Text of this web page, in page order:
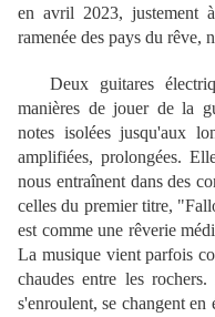
en avril 2023, justement
ramenée des pays du rêve,
Deux guitares
manières de jouer de la
notes isolées jusqu'aux
amplifiées, prolongées.
nous entraînent dans des
celles du premier titre,
est comme une rêverie
La musique vient parfois
chaudes entre les
s'enroulent, se changent en